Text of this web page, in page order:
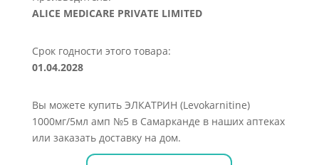
ALICE MEDICARE PRIVATE LIMITED
Срок годности этого товара:
01.04.2028
Вы можете купить ЭЛКАТРИН (Levokarnitine)
1000мг/5мл амп №5 в Самарканде в наших аптеках
или заказать доставку на дом.